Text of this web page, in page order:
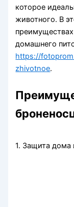
которое
животного. В
домашнего
https://
zhivotnoe.
1. Защита дома